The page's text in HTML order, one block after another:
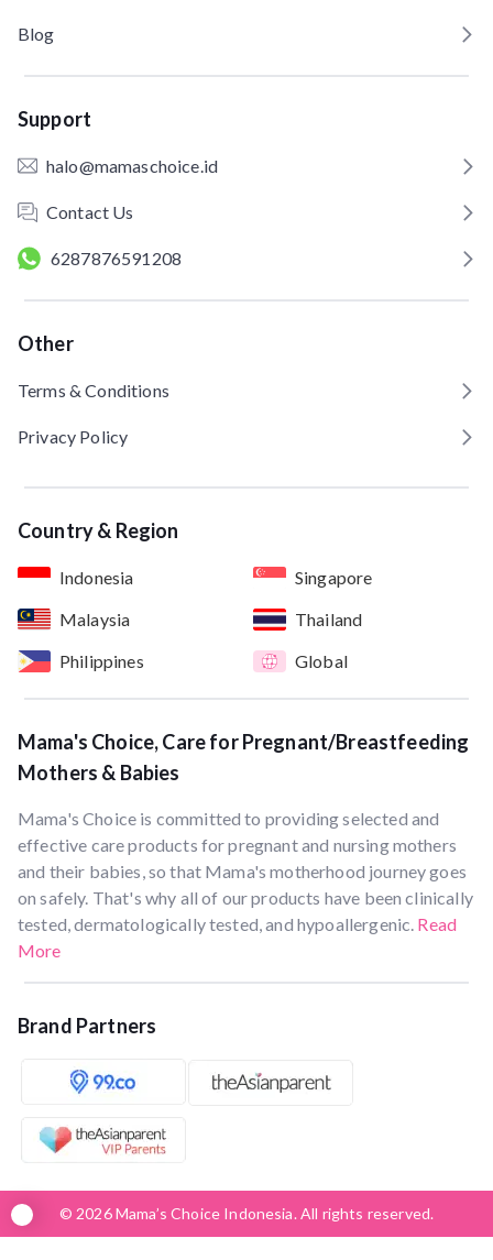
Blog
Support
halo@mamaschoice.id
Contact Us
6287876591208
Other
Terms & Conditions
Privacy Policy
Country & Region
Indonesia
Singapore
Malaysia
Thailand
Philippines
Global
Mama's Choice, Care for Pregnant/Breastfeeding
Mothers & Babies
Mama's Choice is committed to providing selected and
effective care products for pregnant and nursing mothers
and their babies, so that Mama's motherhood journey goes
on safely. That's why all of our products have been clinically
tested, dermatologically tested, and hypoallergenic. Read
More
Brand Partners
© 2026 Mama’s Choice Indonesia. All rights reserved.